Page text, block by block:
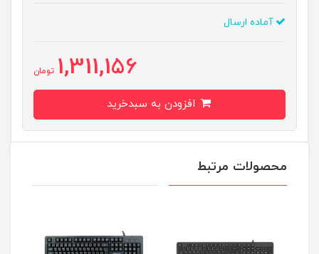
آماده ارسال
1,311,156 تومان
محصولات مرتبط